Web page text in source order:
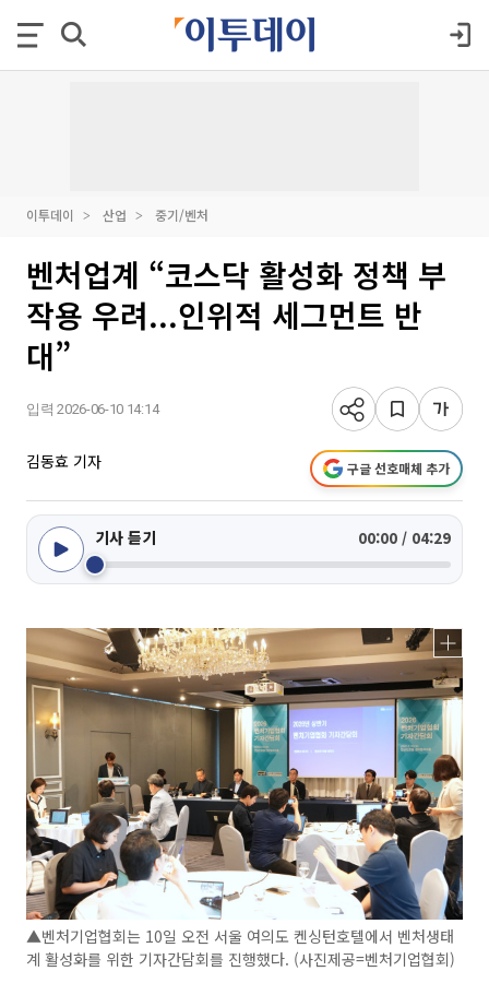
이투데이 산업 중기/벤처
벤처업계 “코스닥 활성화 정책 부
작용 우려...인위적 세그먼트 반
대”
입력 2026-06-10 14:14
김동효 기자 구글 선호매체 추가
기사 듣기 00:00 / 04:29
▲벤처기업협회는 10일 오전 서울 여의도 켄싱턴호텔에서 벤처생태
계 활성화를 위한 기자간담회를 진행했다. (사진제공=벤처기업협회)